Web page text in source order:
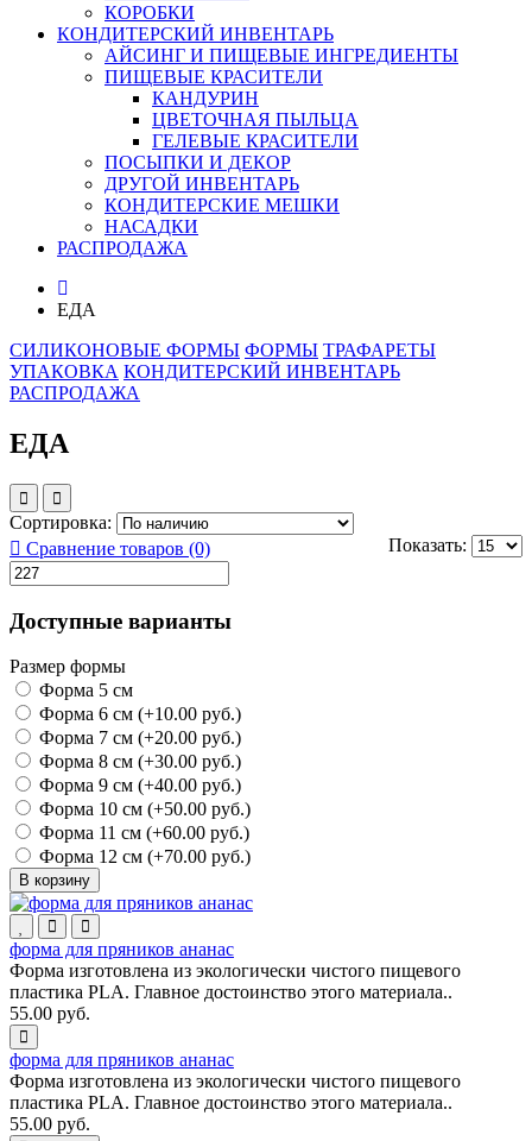
КОРОБКИ
КОНДИТЕРСКИЙ ИНВЕНТАРЬ
АЙСИНГ И ПИЩЕВЫЕ ИНГРЕДИЕНТЫ
ПИЩЕВЫЕ КРАСИТЕЛИ
КАНДУРИН
ЦВЕТОЧНАЯ ПЫЛЬЦА
ГЕЛЕВЫЕ КРАСИТЕЛИ
ПОСЫПКИ И ДЕКОР
ДРУГОЙ ИНВЕНТАРЬ
КОНДИТЕРСКИЕ МЕШКИ
НАСАДКИ
РАСПРОДАЖА
ЕДА
СИЛИКОНОВЫЕ ФОРМЫ ФОРМЫ ТРАФАРЕТЫ
УПАКОВКА КОНДИТЕРСКИЙ ИНВЕНТАРЬ
РАСПРОДАЖА
ЕДА
Сортировка:
Показать:
Сравнение товаров (0)
Доступные варианты
Размер формы
Форма 5 см
Форма 6 см (+10.00 руб.)
Форма 7 см (+20.00 руб.)
Форма 8 см (+30.00 руб.)
Форма 9 см (+40.00 руб.)
Форма 10 см (+50.00 руб.)
Форма 11 см (+60.00 руб.)
Форма 12 см (+70.00 руб.)
В корзину
форма для пряников ананас
Форма изготовлена из экологически чистого пищевого
пластика PLA. Главное достоинство этого материала..
55.00 руб.
форма для пряников ананас
Форма изготовлена из экологически чистого пищевого
пластика PLA. Главное достоинство этого материала..
55.00 руб.